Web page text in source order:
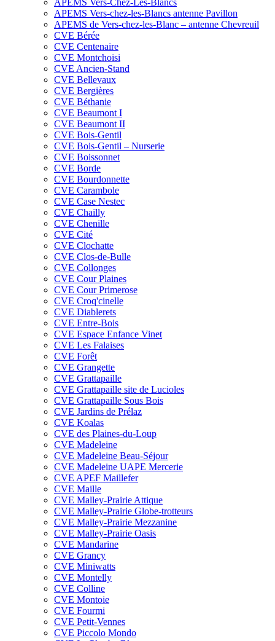
APEMS Vers-chez-les-Blancs antenne Pavillon
APEMS de Vers-chez-les-Blanc – antenne Chevreuil
CVE Bérée
CVE Centenaire
CVE Montchoisi
CVE Ancien-Stand
CVE Bellevaux
CVE Bergières
CVE Béthanie
CVE Beaumont I
CVE Beaumont II
CVE Bois-Gentil
CVE Bois-Gentil – Nurserie
CVE Boissonnet
CVE Borde
CVE Bourdonnette
CVE Carambole
CVE Case Nestec
CVE Chailly
CVE Chenille
CVE Cité
CVE Clochatte
CVE Clos-de-Bulle
CVE Collonges
CVE Cour Plaines
CVE Cour Primerose
CVE Croq'cinelle
CVE Diablerets
CVE Entre-Bois
CVE Espace Enfance Vinet
CVE Les Falaises
CVE Forêt
CVE Grangette
CVE Grattapaille
CVE Grattapaille site de Lucioles
CVE Grattapaille Sous Bois
CVE Jardins de Prélaz
CVE Koalas
CVE des Plaines-du-Loup
CVE Madeleine
CVE Madeleine Beau-Séjour
CVE Madeleine UAPE Mercerie
CVE APEF Maillefer
CVE Maille
CVE Malley-Prairie Attique
CVE Malley-Prairie Globe-trotteurs
CVE Malley-Prairie Mezzanine
CVE Malley-Prairie Oasis
CVE Mandarine
CVE Grancy
CVE Miniwatts
CVE Montelly
CVE Colline
CVE Montoie
CVE Fourmi
CVE Petit-Vennes
CVE Piccolo Mondo